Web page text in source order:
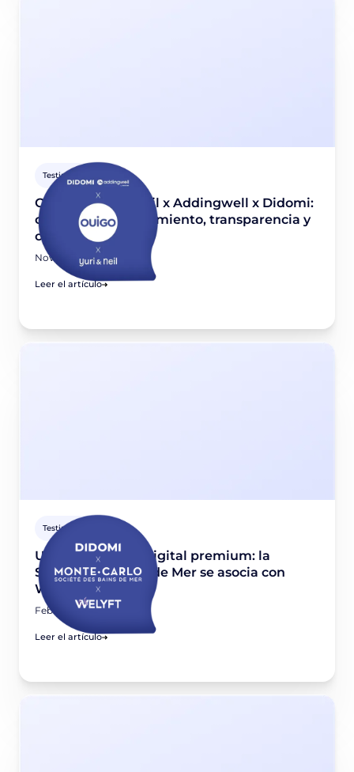
Testimonio cliente
OUIGO x Yuri & Neil x Addingwell x Didomi:
combinando rendimiento, transparencia y
cumplimiento
November 26, 2025
Leer el artículo
Testimonio cliente
Una experiencia digital premium: la
Société des Bains de Mer se asocia con
Welyft y Didomi
February 20, 2025
Leer el artículo